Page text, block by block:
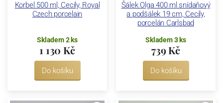
Korbel 500 ml, Cecily, Royal
Czech porcelain
Skladem 2 ks
1 130 Kč
Do košíku
Šálek Olga 400 ml snídaňový
a podšálek 19 cm, Cecily,
porcelán Carlsbad
Skladem 3 ks
739 Kč
Do košíku